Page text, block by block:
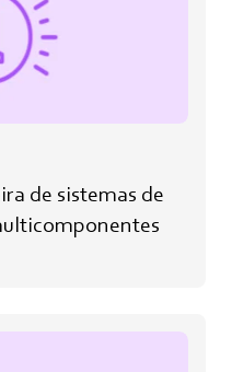
de sistemas de